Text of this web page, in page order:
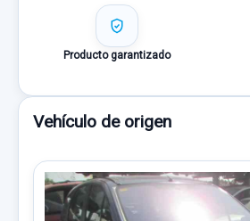
Producto garantizado
Vehículo de origen